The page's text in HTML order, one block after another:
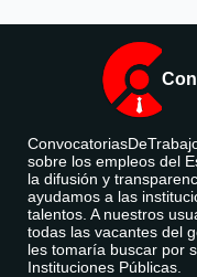
sobre los empleos del
la difusión y
ayudamos a las
talentos. A nuestros
todas las vacantes del
les tomaría buscar por
Instituciones Públicas.